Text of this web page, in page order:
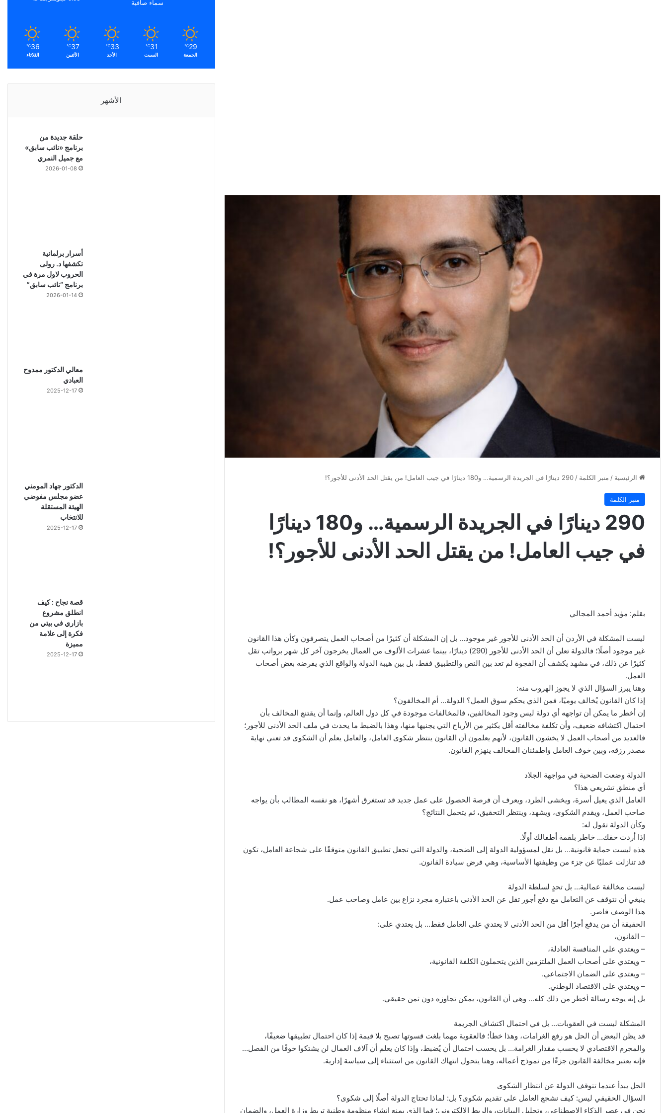
الرئيسية / منبر الكلمة / 290 دينارًا في الجريدة الرسمية… و180 دينارًا في جيب العامل! من يقتل الحد الأدنى للأجور؟!
منبر الكلمة
290 دينارًا في الجريدة الرسمية… و180 دينارًا
في جيب العامل! من يقتل الحد الأدنى للأجور؟!
بقلم: مؤيد أحمد المجالي
ليست المشكلة في الأردن أن الحد الأدنى للأجور غير موجود… بل إن المشكلة أن كثيرًا من أصحاب العمل يتصرفون وكأن هذا القانون
غير موجود أصلًا؛ فالدولة تعلن أن الحد الأدنى للأجور (290) دينارًا، بينما عشرات الألوف من العمال يخرجون آخر كل شهر برواتب تقل
كثيرًا عن ذلك، في مشهد يكشف أن الفجوة لم تعد بين النص والتطبيق فقط، بل بين هيبة الدولة والواقع الذي يفرضه بعض أصحاب
العمل.
وهنا يبرز السؤال الذي لا يجوز الهروب منه:
إذا كان القانون يُخالف يوميًا، فمن الذي يحكم سوق العمل؟ الدولة… أم المخالفون؟
إن أخطر ما يمكن أن تواجهه أي دولة ليس وجود المخالفين، فالمخالفات موجودة في كل دول العالم، وإنما أن يقتنع المخالف بأن
احتمال اكتشافه ضعيف، وأن تكلفة مخالفته أقل بكثير من الأرباح التي يجنيها منها، وهذا بالضبط ما يحدث في ملف الحد الأدنى للأجور؛
فالعديد من أصحاب العمل لا يخشون القانون، لأنهم يعلمون أن القانون ينتظر شكوى العامل، والعامل يعلم أن الشكوى قد تعني نهاية
مصدر رزقه، وبين خوف العامل واطمئنان المخالف ينهزم القانون.
الدولة وضعت الضحية في مواجهة الجلاد
أي منطق تشريعي هذا؟
العامل الذي يعيل أسرة، ويخشى الطرد، ويعرف أن فرصة الحصول على عمل جديد قد تستغرق أشهرًا، هو نفسه المطالب بأن يواجه
صاحب العمل، ويقدم الشكوى، ويشهد، وينتظر التحقيق، ثم يتحمل النتائج؟
وكأن الدولة تقول له:
إذا أردت حقك… خاطر بلقمة أطفالك أولًا.
هذه ليست حماية قانونية… بل نقل لمسؤولية الدولة إلى الضحية، والدولة التي تجعل تطبيق القانون متوقفًا على شجاعة العامل، تكون
قد تنازلت عمليًا عن جزء من وظيفتها الأساسية، وهي فرض سيادة القانون.
ليست مخالفة عمالية… بل تحدٍ لسلطة الدولة
ينبغي أن نتوقف عن التعامل مع دفع أجور تقل عن الحد الأدنى باعتباره مجرد نزاع بين عامل وصاحب عمل.
هذا الوصف قاصر.
الحقيقة أن من يدفع أجرًا أقل من الحد الأدنى لا يعتدي على العامل فقط… بل يعتدي على:
– القانون،
– ويعتدي على المنافسة العادلة،
– ويعتدي على أصحاب العمل الملتزمين الذين يتحملون الكلفة القانونية،
– ويعتدي على الضمان الاجتماعي.
– ويعتدي على الاقتصاد الوطني.
بل إنه يوجه رسالة أخطر من ذلك كله… وهي أن القانون، يمكن تجاوزه دون ثمن حقيقي.
المشكلة ليست في العقوبات… بل في احتمال اكتشاف الجريمة
قد يظن البعض أن الحل هو رفع الغرامات، وهذا خطأ؛ فالعقوبة مهما بلغت قسوتها تصبح بلا قيمة إذا كان احتمال تطبيقها ضعيفًا،
والمجرم الاقتصادي لا يحسب مقدار الغرامة… بل يحسب احتمال أن يُضبط، وإذا كان يعلم أن آلاف العمال لن يشتكوا خوفًا من الفصل…
فإنه يعتبر مخالفة القانون جزءًا من نموذج أعماله، وهنا يتحول انتهاك القانون من استثناء إلى سياسة إدارية.
الحل يبدأ عندما تتوقف الدولة عن انتظار الشكوى
السؤال الحقيقي ليس: كيف نشجع العامل على تقديم شكوى؟ بل: لماذا تحتاج الدولة أصلًا إلى شكوى؟
نحن في عصر الذكاء الاصطناعي، وتحليل البيانات، والربط الإلكتروني؛ فما الذي يمنع إنشاء منظومة وطنية تربط وزارة العمل، والضمان
سماء صافية
29
℃
الجمعة
31
℃
السبت
33
℃
الأحد
37
℃
الأثنين
36
℃
الثلاثاء
الأشهر
حلقة جديدة من
برنامج «نائب سابق»
مع جميل النمري
2026-01-08
أسرار برلمانية
تكشفها د. رولى
الحروب لاول مرة في
برنامج “نائب سابق”
2026-01-14
معالي الدكتور ممدوح
العبادي
2025-12-17
الدكتور جهاد المومني
عضو مجلس مفوضي
الهيئة المستقلة
للانتخاب
2025-12-17
قصة نجاح : كيف
انطلق مشروع
بازاري في بيتي من
فكرة إلى علامة
مميزة
2025-12-17